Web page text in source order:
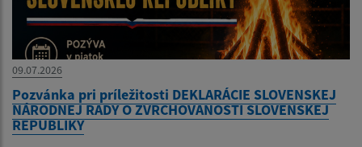
09.07.2026
Pozvánka pri príležitosti DEKLARÁCIE SLOVENSKEJ
NÁRODNEJ RADY O ZVRCHOVANOSTI SLOVENSKEJ
REPUBLIKY